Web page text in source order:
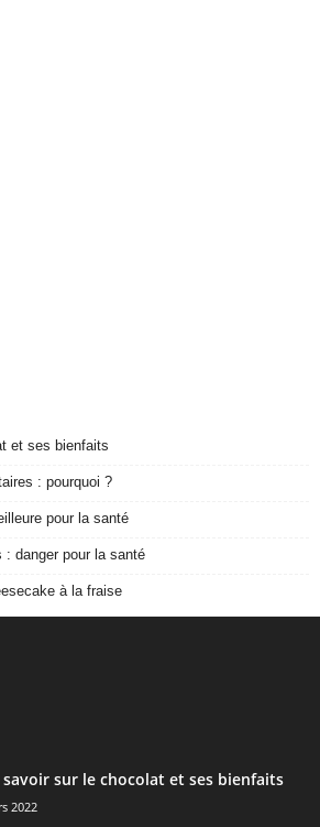
et ses bienfaits
: pourquoi ?
pour la santé
: danger pour la santé
à la fraise
sur le chocolat et ses bienfaits
2022